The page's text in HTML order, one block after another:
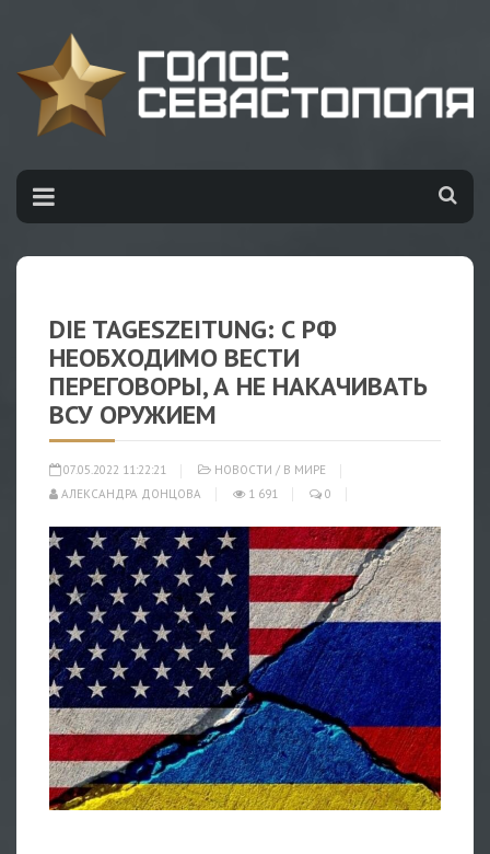
DIE TAGESZEITUNG: С РФ
НЕОБХОДИМО ВЕСТИ
ПЕРЕГОВОРЫ, А НЕ НАКАЧИВАТЬ
ВСУ ОРУЖИЕМ
07.05.2022 11:22:21 НОВОСТИ / В МИРЕ
АЛЕКСАНДРА ДОНЦОВА
1 691 0